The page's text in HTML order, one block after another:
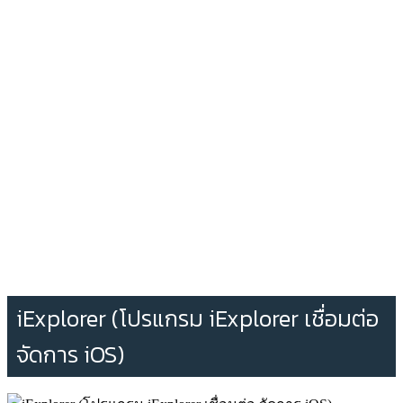
iExplorer (โปรแกรม iExplorer เชื่อมต่อ
จัดการ iOS)